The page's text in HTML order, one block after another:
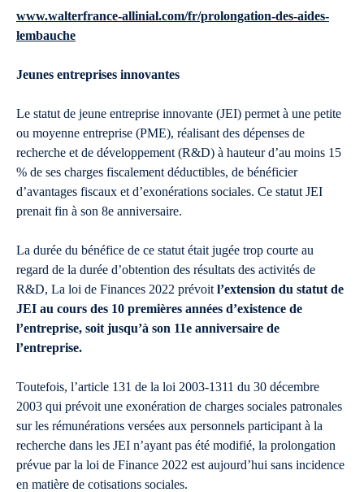
www.walterfrance-allinial.com/fr/prolongation-des-aides-
lembauche
Jeunes entreprises innovantes
Le statut de jeune entreprise innovante (JEI) permet à une petite
ou moyenne entreprise (PME), réalisant des dépenses de
recherche et de développement (R&D) à hauteur d’au moins 15
% de ses charges fiscalement déductibles, de bénéficier
d’avantages fiscaux et d’exonérations sociales. Ce statut JEI
prenait fin à son 8e anniversaire.
La durée du bénéfice de ce statut était jugée trop courte au
regard de la durée d’obtention des résultats des activités de
R&D, La loi de Finances 2022 prévoit l’extension du statut de
JEI au cours des 10 premières années d’existence de
l’entreprise, soit jusqu’à son 11e anniversaire de
l’entreprise.
Toutefois, l’article 131 de la loi 2003-1311 du 30 décembre
2003 qui prévoit une exonération de charges sociales patronales
sur les rémunérations versées aux personnels participant à la
recherche dans les JEI n’ayant pas été modifié, la prolongation
prévue par la loi de Finance 2022 est aujourd’hui sans incidence
en matière de cotisations sociales.